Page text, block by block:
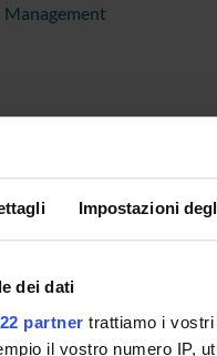
Impostazioni
dei dati
partner trattiamo i vostri
il vostro numero IP,
Management
univr
it